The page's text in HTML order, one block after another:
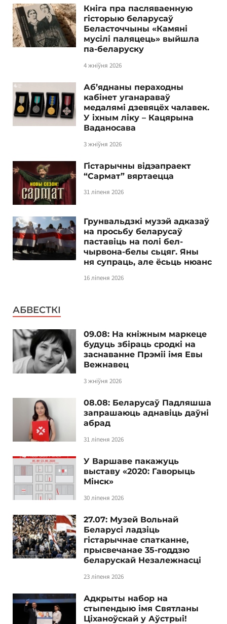
Кніга пра пасляваенную
гісторыю беларусаў
Беласточчыны «Камяні
мусілі паляцець» выйшла
па-беларуску
4 жніўня 2026
Аб’яднаны пераходны
кабінет уганараваў
медалямі дзевяцёх чалавек.
У іхным ліку – Кацярына
Ваданосава
3 жніўня 2026
Гістарычны відэапраект
“Сармат” вяртаецца
31 ліпеня 2026
Грунвальдзкі музэй адказаў
на просьбу беларусаў
паставіць на полі бел-
чырвона-белы сьцяг. Яны
ня супраць, але ёсьць нюанс
16 ліпеня 2026
АБВЕСТКІ
09.08: На кніжным маркеце
будуць збіраць сродкі на
заснаванне Прэміі імя Евы
Вежнавец
3 жніўня 2026
08.08: Беларусаў Падляшша
запрашаюць аднавіць даўні
абрад
31 ліпеня 2026
У Варшаве пакажуць
выставу «2020: Гаворыць
Мінск»
30 ліпеня 2026
27.07: Музей Вольнай
Беларусі ладзіць
гістарычнае спатканне,
прысвечанае 35-годдзю
беларускай Незалежнасці
23 ліпеня 2026
Адкрыты набор на
стыпендыю імя Святланы
Ціханоўскай у Аўстрыі!